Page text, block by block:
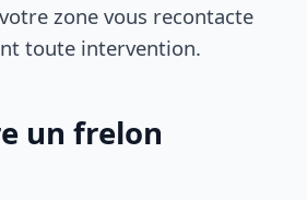
zone vous recontacte
toute intervention.
un frelon